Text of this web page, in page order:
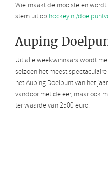
Wie maakt de mooiste en
stem uit op hockey.nl/
Auping
Uit alle weekwinnaars wordt
seizoen het meest
het Auping Doelpunt van het
vandoor met de eer, maar ook
ter waarde van 2500 euro.